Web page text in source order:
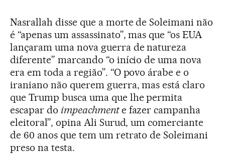
Nasrallah disse que a morte de Soleimani não
é “apenas um assassinato”, mas que “os EUA
lançaram uma nova guerra de natureza
diferente” marcando “o início de uma nova
era em toda a região”. “O povo árabe e o
iraniano não querem guerra, mas está claro
que Trump busca uma que lhe permita
escapar do impeachmente fazer campanha
eleitoral”, opina Ali Surud, um comerciante
de 60 anos que tem um retrato de Soleimani
preso na testa.